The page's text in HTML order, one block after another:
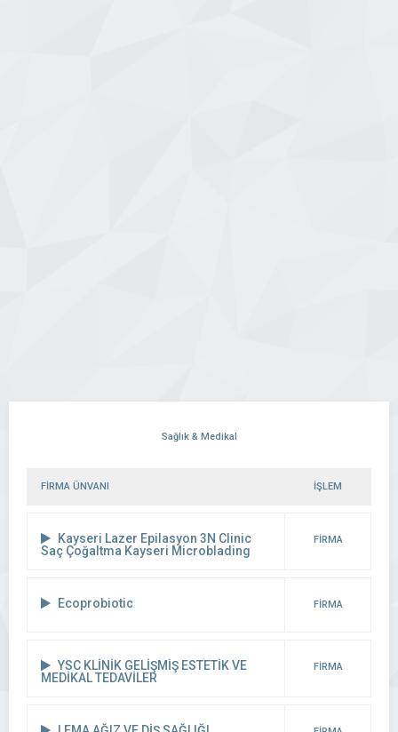
Sağlık & Medikal
FİRMA ÜNVANI İŞLEM
Kayseri Lazer Epilasyon 3N Clinic
Saç Çoğaltma Kayseri Microblading
FİRMA
Ecoprobiotic FİRMA
YSC KLİNİK GELİŞMİŞ ESTETİK VE
MEDİKAL TEDAVİLER
FİRMA